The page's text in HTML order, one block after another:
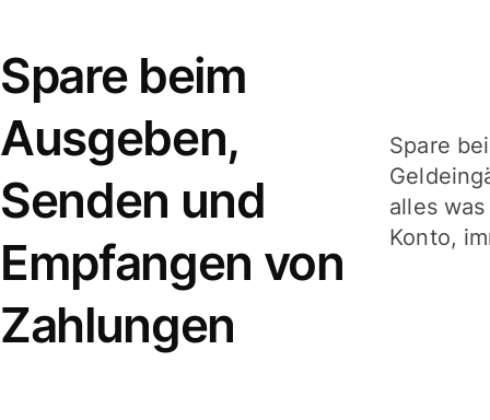
Spare beim
Ausgeben,
Senden und
Empfangen von
Zahlungen
Spare
alles
Konto,